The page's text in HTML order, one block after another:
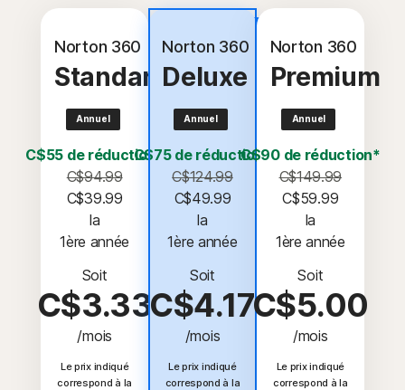
Norton 360
Standard
Annuel
C$55 de réduction*
C$94.99
C$39.99
1ère année
Soit
C$3.33
/mois
Le prix indiqué
correspond à la
populaire
Norton 360
Deluxe
Annuel
C$75 de réduction*
C$124.99
C$49.99
la
1ère année
Soit
C$4.17
/mois
Le prix indiqué
correspond à la
Norton 360
Premium
Annuel
C$90 de réduction*
C$149.99
C$59.99
1ère année
Soit
C$5.00
/mois
Le prix indiqué
correspond à la